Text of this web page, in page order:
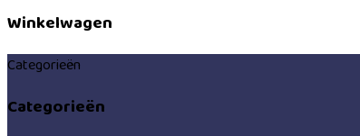
Winkelwagen
Categorieën
Categorieën